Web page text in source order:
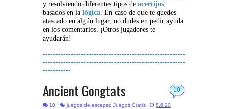
y resolviendo diferentes tipos de acertijos
basados en la lógica. En caso de que te quedes
atascado en algún lugar, no dudes en pedir ayuda
en los comentarios. ¡Otros jugadores te
ayudarán!
--------------------------------------------------------
--------------------------------------------------------
-----------
10
Ancient Gongtats
10 juegos de escapar, Juegos Gratis 8.6.20